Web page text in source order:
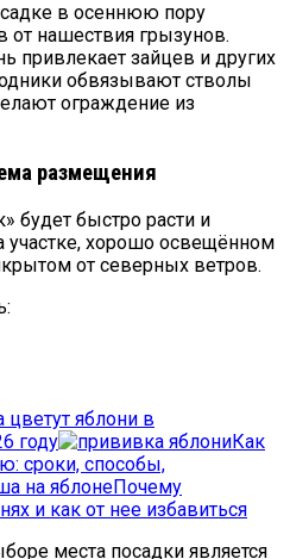
в осеннюю пору
от нашествия грызунов.
привлекает зайцев и других
обвязывают стволы
ограждение из
размещения
будет быстро расти и
участке, хорошо освещённом
от северных ветров.
цветут яблони в
году
Как
сроки, способы,
Почему
и как от нее избавиться
места посадки является